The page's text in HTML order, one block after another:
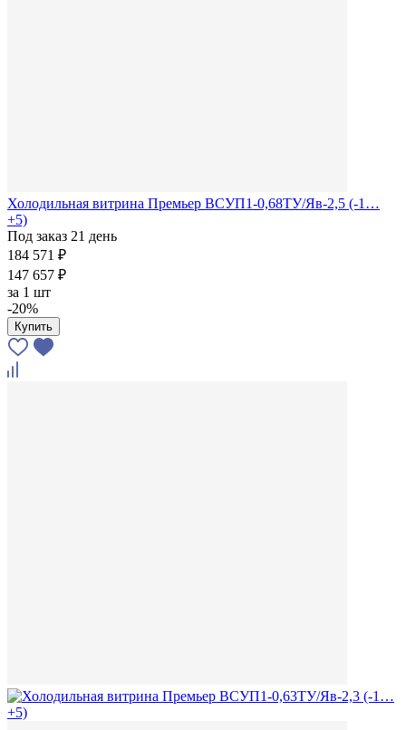
Холодильная витрина Премьер ВСУП1-0,68ТУ/Яв-2,5 (-1…
+5)
Под заказ 21 день
184 571 ₽
147 657 ₽
за 1 шт
-20%
Купить